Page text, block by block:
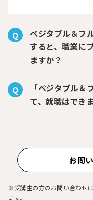
Q
ベジタブル＆フ
すると、職業に
ますか？
Q
「ベジタブル＆
て、就職はでき
お問
※受講生の方のお問い合わせ
ます。